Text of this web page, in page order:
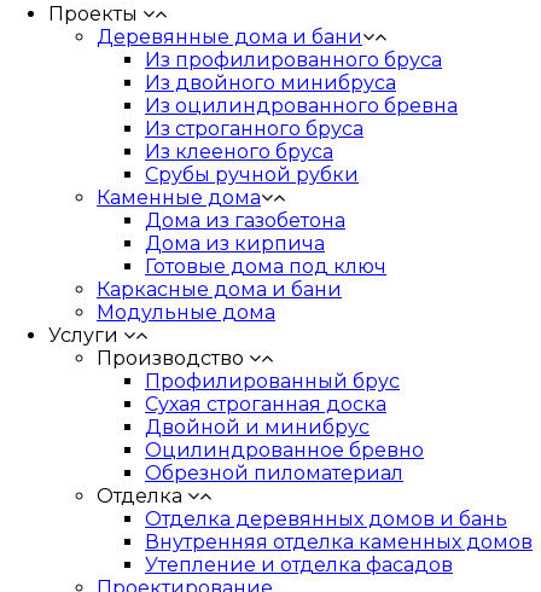
Проекты
Деревянные дома и бани
Из профилированного бруса
Из двойного минибруса
Из оцилиндрованного бревна
Из строганного бруса
Из клееного бруса
Срубы ручной рубки
Каменные дома
Дома из газобетона
Дома из кирпича
Готовые дома под ключ
Каркасные дома и бани
Модульные дома
Услуги
Производство
Профилированный брус
Сухая строганная доска
Двойной и минибрус
Оцилиндрованное бревно
Обрезной пиломатериал
Отделка
Отделка деревянных домов и бань
Внутренняя отделка каменных домов
Утепление и отделка фасадов